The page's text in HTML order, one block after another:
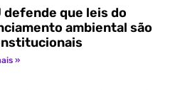
defende que leis do
ambiental são
»